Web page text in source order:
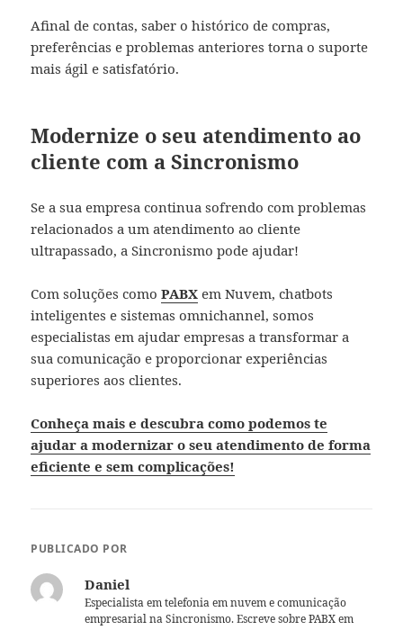
Afinal de contas, saber o histórico de compras,
preferências e problemas anteriores torna o suporte
mais ágil e satisfatório.
Modernize o seu atendimento ao
cliente com a Sincronismo
Se a sua empresa continua sofrendo com problemas
relacionados a um atendimento ao cliente
ultrapassado, a Sincronismo pode ajudar!
Com soluções comoPABX em Nuvem, chatbots
inteligentes e sistemas omnichannel, somos
especialistas em ajudar empresas a transformar a
sua comunicação e proporcionar experiências
superiores aos clientes.
Conheça mais e descubra como podemos te
ajudar a modernizar o seu atendimento de forma
eficiente e sem complicações!
PUBLICADO POR
Daniel
Especialista em telefonia em nuvem e comunicação
empresarial na Sincronismo. Escreve sobre PABX em